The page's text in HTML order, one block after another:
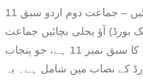
آؤ بجلی بچائیں – جماعت دوم اردو سبق 11
بورڈ) آؤ بجلی بچائیں جماعت
دوم کی اردو کتاب کا سبق نمبر 11 ہے، جو پنجاب
کے نصاب میں شامل ہے۔ یہ